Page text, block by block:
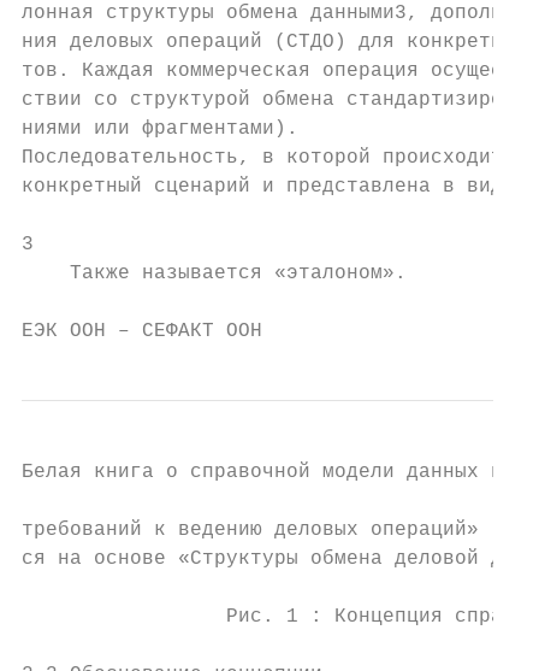
лонная структуры обмена данными3,
ния деловых операций (СТДО) для
тов. Каждая коммерческая операция
ствии со структурой обмена
ниями или фрагментами).
Последовательность, в которой происходит
конкретный сценарий и представлена в виде
3
    Также называется «эталоном».
ЕЭК ООН – СЕФАКТ ООН
Белая книга о справочной модели данных в1
требований к ведению деловых операций»
ся на основе «Структуры обмена деловой
Рис. 1 : Концепция